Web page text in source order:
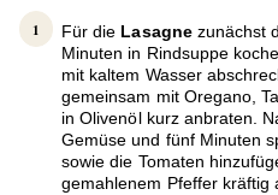
Für die Lasagnezunächst
Minuten in Rindsuppe
mit kaltem Wasser
gemeinsam mit Oregano,
in Olivenöl kurz anbraten.
Gemüse und fünf Minuten
sowie die Tomaten
gemahlenem Pfeffer kräftig